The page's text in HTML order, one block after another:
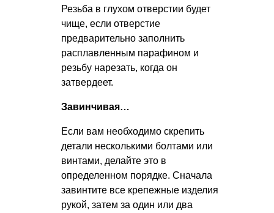
Резьба в глухом отверстии будет
чище, если отверстие
предварительно заполнить
расплавленным парафином и
резьбу нарезать, когда он
затвердеет.
Завинчивая…
Если вам необходимо скрепить
детали несколькими болтами или
винтами, делайте это в
определенном порядке. Сначала
завинтите все крепежные изделия
рукой, затем за один или два